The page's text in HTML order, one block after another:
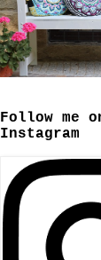
Follow me
Instagram